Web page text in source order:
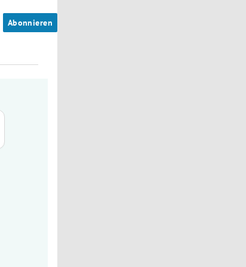
Abonnieren